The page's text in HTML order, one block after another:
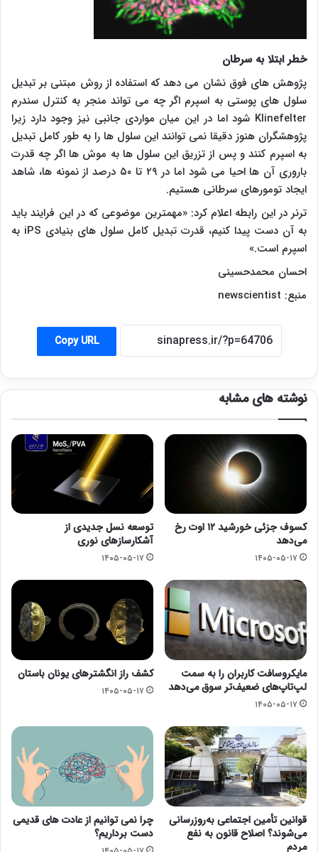
خطر ابتلا به سرطان
پژوهش های فوق نشان می دهد که استفاده از روش مبتنی بر تبدیل
سلول های پوستی به اسپرم اگر چه می تواند منجر به کنترل سندرم
Klinefelter شود اما در این میان مواردی جانبی نیز وجود دارد زیرا
پژوهشگران هنوز دقیقا نمی توانند این سلول ها را به طور کامل تبدیل
به اسپرم کنند و پس از تزریق این سلول ها به موش ها اگر چه قدرت
باروری آن ها احیا می شود اما در ۲۹ تا ۵۰ درصد از نمونه ها، شاهد
ایجاد تومورهای سرطانی هستیم.
ترنر در این رابطه اعلام کرد: «مهمترین موضوعی که در این فرایند باید
به آن دست پیدا کنیم، قدرت تبدیل کامل سلول های بنیادی iPS به
اسپرم است.»
احسان محمدحسینی
منبع: newscientist
Copy URL
نوشته های مشابه
کسوف جزئی خورشید ۱۲ اوت رخ
می‌دهد
۱۴۰۵-۰۵-۱۷
توسعه نسل جدیدی از
آشکارسازهای نوری
۱۴۰۵-۰۵-۱۷
مایکروسافت کاربران را به سمت
لپ‌تاپ‌های ضعیف‌تر سوق می‌دهد
۱۴۰۵-۰۵-۱۷
کشف راز انگشترهای یونان باستان
۱۴۰۵-۰۵-۱۷
قوانین تأمین اجتماعی به‌روزرسانی
می‌شوند؟ اصلاح قانون به نفع
مردم
چرا نمی توانیم از عادت های قدیمی
دست برداریم؟